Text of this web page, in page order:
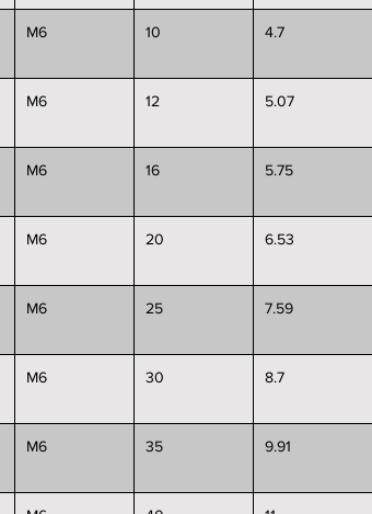
M6 10 4.7
M6 12 5.07
M6 16 5.75
M6 20 6.53
M6 25 7.59
M6 30 8.7
M6 35 9.91